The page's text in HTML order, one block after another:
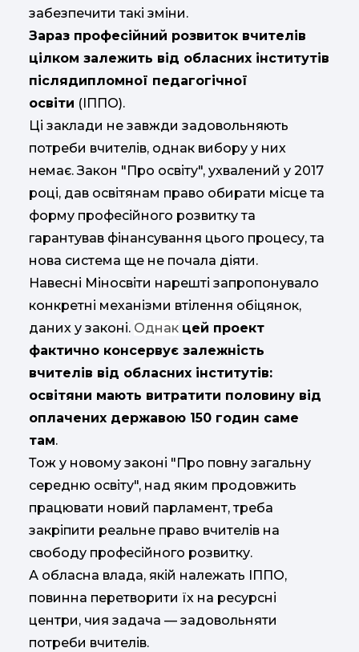
забезпечити такі зміни.
Зараз професійний розвиток вчителів
цілком залежить від обласних інститутів
післядипломної педагогічної
освіти (ІППО).
Ці заклади не завжди задовольняють
потреби вчителів, однак вибору у них
немає. Закон "Про освіту", ухвалений у 2017
році, дав освітянам право обирати місце та
форму професійного розвитку та
гарантував фінансування цього процесу, та
нова система ще не почала діяти.
Навесні Міносвіти нарешті запропонувало
конкретні механізми втілення обіцянок,
даних у законі. Однак цей проект
фактично консервує залежність
вчителів від обласних інститутів:
освітяни мають витратити половину від
оплачених державою 150 годин саме
там.
Тож у новому законі "Про повну загальну
середню освіту", над яким продовжить
працювати новий парламент, треба
закріпити реальне право вчителів на
свободу професійного розвитку.
А обласна влада, якій належать ІППО,
повинна перетворити їх на ресурсні
центри, чия задача — задовольняти
потреби вчителів.